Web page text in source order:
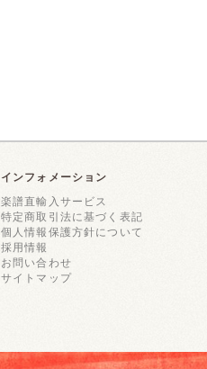
インフォメーション
楽譜直輸入サービス
特定商取引法に基づく表記
個人情報保護方針について
採用情報
お問い合わせ
サイトマップ